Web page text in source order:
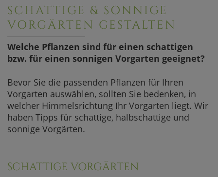
SCHATTIGE & SONNIGE
VORGÄRTEN GESTALTEN
Welche Pflanzen sind für einen schattigen
bzw. für einen sonnigen Vorgarten geeignet?
Bevor Sie die passenden Pflanzen für Ihren
Vorgarten auswählen, sollten Sie bedenken, in
welcher Himmelsrichtung Ihr Vorgarten liegt. Wir
haben Tipps für schattige, halbschattige und
sonnige Vorgärten.
SCHATTIGE VORGÄRTEN